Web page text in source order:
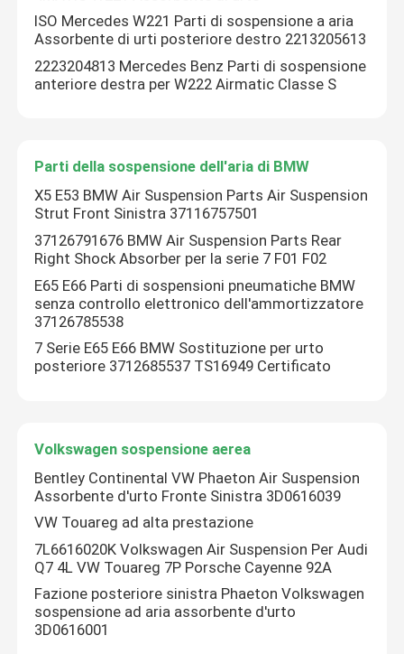
Prodotti
Video
Su di noi
Visita alla fabbrica
ISO Mercedes W221 Parti di sospensione a aria
Assorbente di urti posteriore destro 2213205613
2223204813 Mercedes Benz Parti di sospensione
anteriore destra per W222 Airmatic Classe S
Parti della sospensione dell'aria di BMW
X5 E53 BMW Air Suspension Parts Air Suspension
Strut Front Sinistra 37116757501
37126791676 BMW Air Suspension Parts Rear
Right Shock Absorber per la serie 7 F01 F02
E65 E66 Parti di sospensioni pneumatiche BMW
senza controllo elettronico dell'ammortizzatore
37126785538
7 Serie E65 E66 BMW Sostituzione per urto
posteriore 3712685537 TS16949 Certificato
Volkswagen sospensione aerea
Bentley Continental VW Phaeton Air Suspension
Assorbente d'urto Fronte Sinistra 3D0616039
VW Touareg ad alta prestazione
7L6616020K Volkswagen Air Suspension Per Audi
Q7 4L VW Touareg 7P Porsche Cayenne 92A
Fazione posteriore sinistra Phaeton Volkswagen
sospensione ad aria assorbente d'urto
3D0616001